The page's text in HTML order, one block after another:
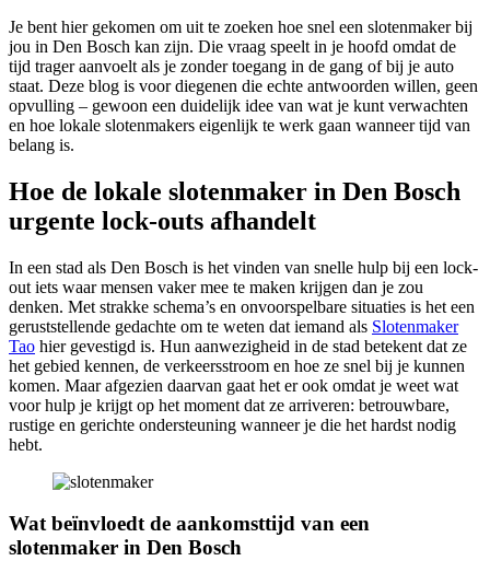
Je bent hier gekomen om uit te zoeken hoe snel een slotenmaker bij
jou in Den Bosch kan zijn. Die vraag speelt in je hoofd omdat de
tijd trager aanvoelt als je zonder toegang in de gang of bij je auto
staat. Deze blog is voor diegenen die echte antwoorden willen, geen
opvulling – gewoon een duidelijk idee van wat je kunt verwachten
en hoe lokale slotenmakers eigenlijk te werk gaan wanneer tijd van
belang is.
Hoe de lokale slotenmaker in Den Bosch
urgente lock-outs afhandelt
In een stad als Den Bosch is het vinden van snelle hulp bij een lock-
out iets waar mensen vaker mee te maken krijgen dan je zou
denken. Met strakke schema’s en onvoorspelbare situaties is het een
geruststellende gedachte om te weten dat iemand als Slotenmaker
Tao hier gevestigd is. Hun aanwezigheid in de stad betekent dat ze
het gebied kennen, de verkeersstroom en hoe ze snel bij je kunnen
komen. Maar afgezien daarvan gaat het er ook omdat je weet wat
voor hulp je krijgt op het moment dat ze arriveren: betrouwbare,
rustige en gerichte ondersteuning wanneer je die het hardst nodig
hebt.
Wat beïnvloedt de aankomsttijd van een
slotenmaker in Den Bosch